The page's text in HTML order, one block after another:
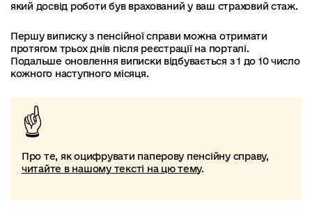
який досвід роботи був врахований у ваш страховий стаж.
Першу виписку з пенсійної справи можна отримати
протягом трьох днів після реєстрації на порталі.
Подальше оновлення виписки відбувається з 1 до 10 число
кожного наступного місяця.
Про те, як оцифрувати паперову пенсійну справу,
читайте в нашому тексті на цю тему.